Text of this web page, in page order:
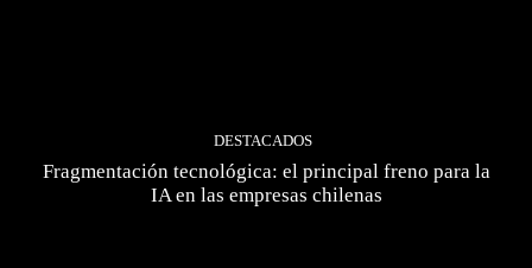
DESTACADOS
Fragmentación tecnológica: el principal freno para la
IA en las empresas chilenas